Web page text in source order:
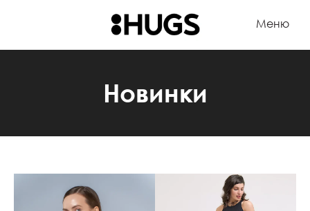
Новинки
Меню